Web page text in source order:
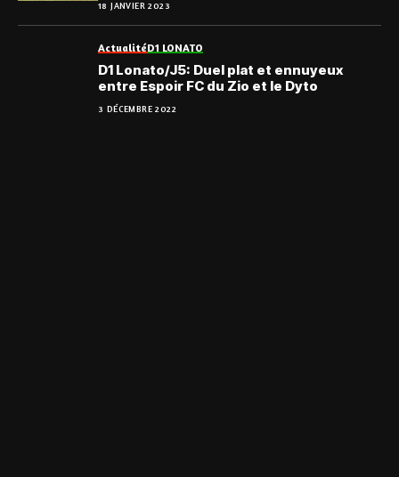
18 JANVIER 2023
ActualitéD1 LONATO
D1 Lonato/J5: Duel plat et ennuyeux
entre Espoir FC du Zio et le Dyto
3 DÉCEMBRE 2022